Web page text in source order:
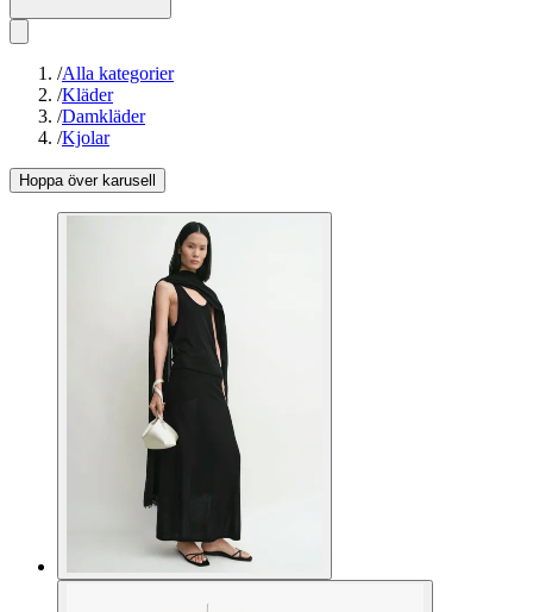
/Alla kategorier
/Kläder
/Damkläder
/Kjolar
Hoppa över karusell